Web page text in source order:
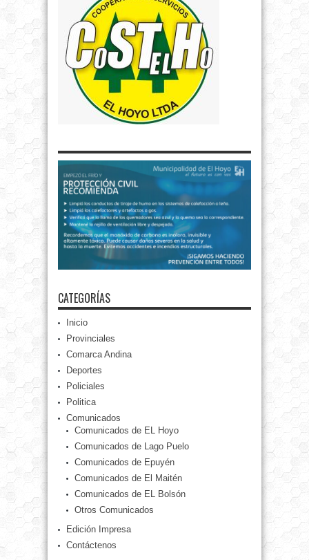
CATEGORÍAS
Inicio
Provinciales
Comarca Andina
Deportes
Policiales
Politica
Comunicados
Comunicados de EL Hoyo
Comunicados de Lago Puelo
Comunicados de Epuyén
Comunicados de El Maitén
Comunicados de EL Bolsón
Otros Comunicados
Edición Impresa
Contáctenos